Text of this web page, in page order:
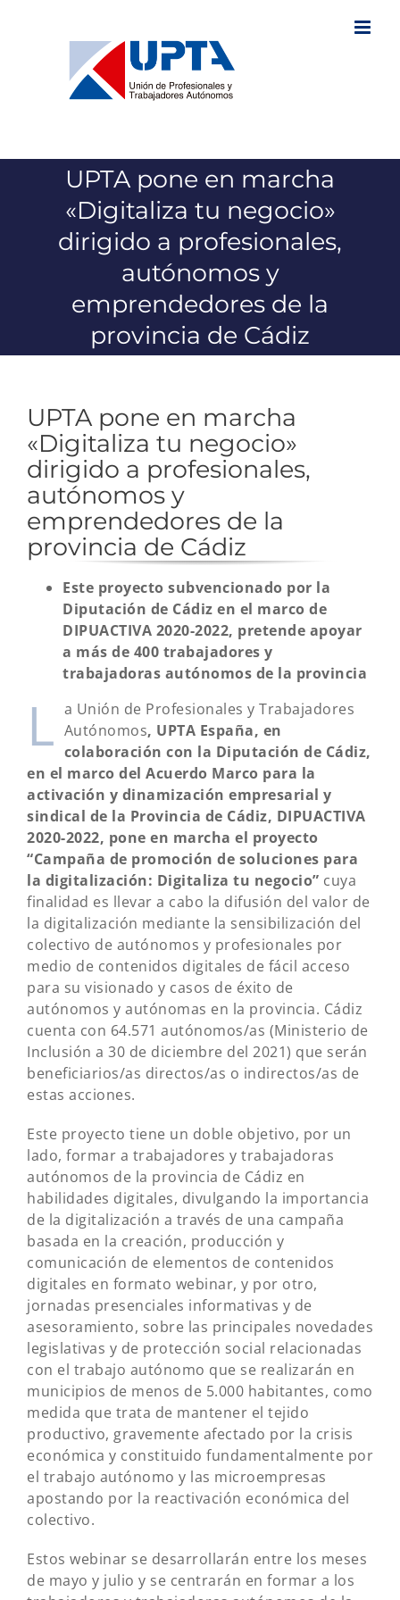
UPTA pone en marcha
«Digitaliza tu negocio»
dirigido a profesionales,
autónomos y
emprendedores de la
provincia de Cádiz
UPTA pone en marcha
«Digitaliza tu negocio»
dirigido a profesionales,
autónomos y
emprendedores de la
provincia de Cádiz
Este proyecto subvencionado por la
Diputación de Cádiz en el marco de
DIPUACTIVA 2020-2022, pretende apoyar
a más de 400 trabajadores y
trabajadoras autónomos de la provincia
L a Unión de Profesionales y Trabajadores
Autónomos, UPTA España, en
colaboración con la Diputación de Cádiz,
en el marco del Acuerdo Marco para la
activación y dinamización empresarial y
sindical de la Provincia de Cádiz, DIPUACTIVA
2020-2022, pone en marcha el proyecto
“Campaña de promoción de soluciones para
la digitalización: Digitaliza tu negocio” cuya
finalidad es llevar a cabo la difusión del valor de
la digitalización mediante la sensibilización del
colectivo de autónomos y profesionales por
medio de contenidos digitales de fácil acceso
para su visionado y casos de éxito de
autónomos y autónomas en la provincia. Cádiz
cuenta con 64.571 autónomos/as (Ministerio de
Inclusión a 30 de diciembre del 2021) que serán
beneficiarios/as directos/as o indirectos/as de
estas acciones.
Este proyecto tiene un doble objetivo, por un
lado, formar a trabajadores y trabajadoras
autónomos de la provincia de Cádiz en
habilidades digitales, divulgando la importancia
de la digitalización a través de una campaña
basada en la creación, producción y
comunicación de elementos de contenidos
digitales en formato webinar, y por otro,
jornadas presenciales informativas y de
asesoramiento, sobre las principales novedades
legislativas y de protección social relacionadas
con el trabajo autónomo que se realizarán en
municipios de menos de 5.000 habitantes, como
medida que trata de mantener el tejido
productivo, gravemente afectado por la crisis
económica y constituido fundamentalmente por
el trabajo autónomo y las microempresas
apostando por la reactivación económica del
colectivo.
Estos webinar se desarrollarán entre los meses
de mayo y julio y se centrarán en formar a los